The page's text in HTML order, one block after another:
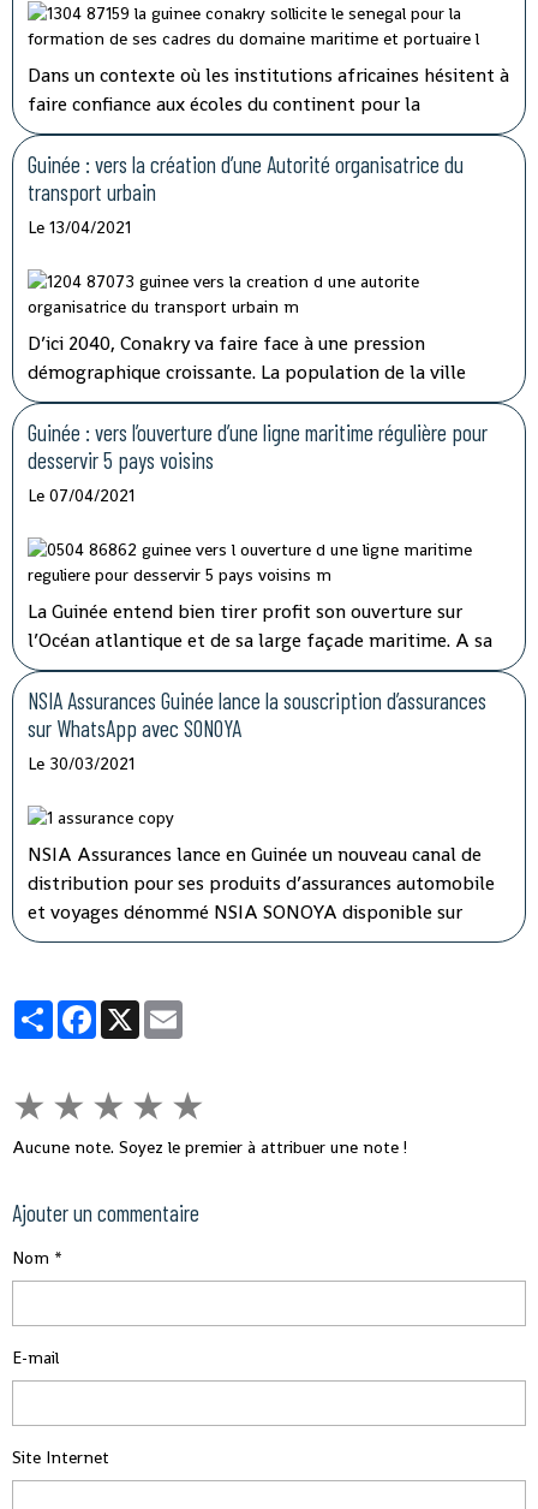
Dans un contexte où les institutions africaines hésitent à
faire confiance aux écoles du continent pour la
formation de leurs travailleurs, la Guinée Conakry et le
Sénégal concrétisent leur coopération dans le domaine
maritime et portuaire.
Guinée : vers la création d’une Autorité organisatrice du
transport urbain
Le 13/04/2021
D’ici 2040, Conakry va faire face à une pression
démographique croissante. La population de la ville
pourrait atteindre 5,5 millions d’habitants à cet horizon
contre 2,7 millions actuellement. Le système de
transports en commun actuellement déployé a
montré ses limites.
Guinée : vers l’ouverture d’une ligne maritime régulière pour
desservir 5 pays voisins
Le 07/04/2021
La Guinée entend bien tirer profit son ouverture sur
l’Océan atlantique et de sa large façade maritime. A sa
prise de fonction en juin 2020, la nouvelle direction de
Société navale Guinéenne (SNG) annonçait le
développement d’une véritable politique de transport
maritime tout en consolidant les acquis.
NSIA Assurances Guinée lance la souscription d’assurances
sur WhatsApp avec SONOYA
Le 30/03/2021
NSIA Assurances lance en Guinée un nouveau canal de
distribution pour ses produits d’assurances automobile
et voyages dénommé NSIA SONOYA disponible sur
WhatsApp. En recourant par messages à la souscription
leurs contrats d’assurances directement chez eux.
PartagerFacebook
X
★ ★ ★ ★ ★
Aucune note. Soyez le premier à attribuer une note !
Ajouter un commentaire
Nom
E-mail
Site Internet